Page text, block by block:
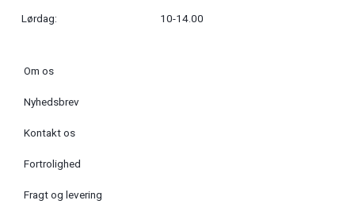
Lørdag: 10-14.00
Om os
Nyhedsbrev
Kontakt os
Fortrolighed
Fragt og levering